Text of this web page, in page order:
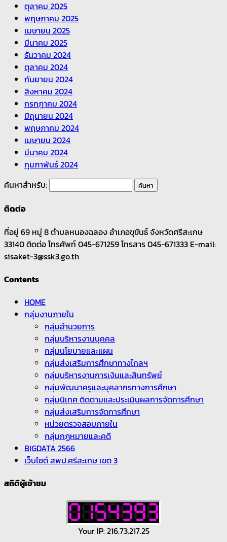
ตุลาคม 2025
พฤษภาคม 2025
เมษายน 2025
มีนาคม 2025
ธันวาคม 2024
ตุลาคม 2024
กันยายน 2024
สิงหาคม 2024
กรกฎาคม 2024
มิถุนายน 2024
พฤษภาคม 2024
เมษายน 2024
มีนาคม 2024
กุมภาพันธ์ 2024
ค้นหาสำหรับ:
ติดต่อ
ที่อยู่ 69 หมู่ 8 ตำบลหนองฉลอง อำเภอขุขันธ์ จังหวัดศรีสะเกษ
33140 ติดต่อ โทรศัพท์ 045-671259 โทรสาร 045-671333 E-mail:
sisaket-3@ssk3.go.th
Contents
HOME
กลุ่มงานภายใน
กลุ่มอำนวยการ
กลุ่มบริหารงานบุคคล
กลุ่มนโยบายและแผน
กลุ่มส่งเสริมการศึกษาทางไกลฯ
กลุ่มบริหารงานการเงินและสินทรัพย์
กลุ่มพัฒนาครูและบุคลากรทางการศึกษา
กลุ่มนิเทศ ติดตามและประเมินผลการจัดการศึกษา
กลุ่มส่งเสริมการจัดการศึกษา
หน่วยตรวจสอบภายใน
กลุ่มกฏหมายและคดี
BIGDATA 2566
เว็บไซต์ สพป.ศรีสะเกษ เขต 3
สถิติผู้เข้าชม
Your IP: 216.73.217.25